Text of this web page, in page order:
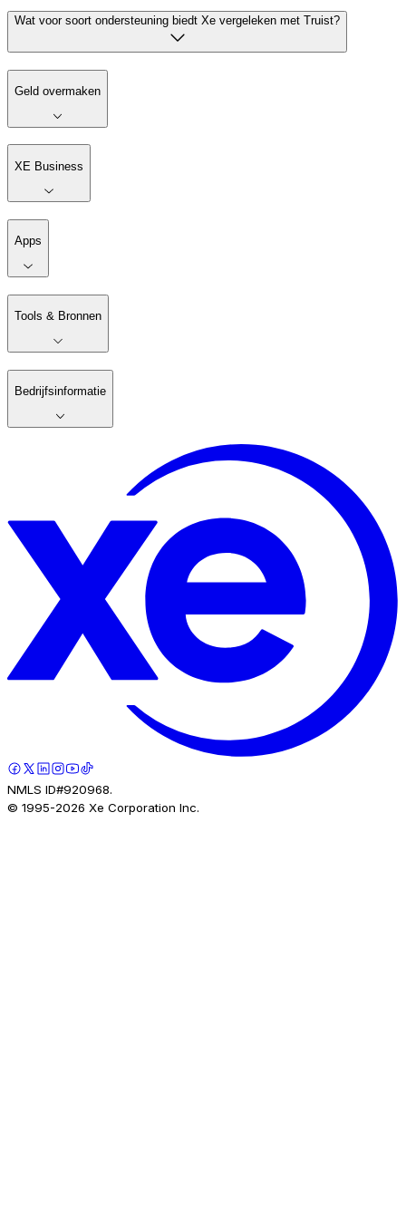
Wat voor soort ondersteuning biedt Xe vergeleken met Truist?
Geld overmaken
XE Business
Apps
Tools & Bronnen
Bedrijfsinformatie
NMLS ID#920968.
© 1995-2026 Xe Corporation Inc.